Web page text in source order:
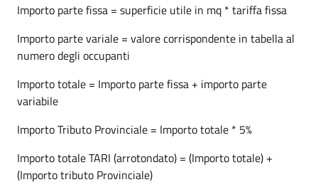
Importo parte fissa = superficie utile in mq * tariffa fissa
Importo parte variale = valore corrispondente in tabella al
numero degli occupanti
Importo totale = Importo parte fissa + importo parte
variabile
Importo Tributo Provinciale = Importo totale * 5%
Importo totale TARI (arrotondato) = (Importo totale) +
(Importo tributo Provinciale)